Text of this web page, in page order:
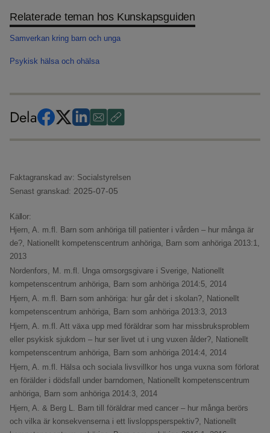
Relaterade teman hos Kunskapsguiden
Samverkan kring barn och unga
Psykisk hälsa och ohälsa
Dela
Faktagranskad av: Socialstyrelsen
Senast granskad: 2025-07-05
Källor:
Hjern, A. m.fl. Barn som anhöriga till patienter i vården – hur många är
de?, Nationellt kompetenscentrum anhöriga, Barn som anhöriga 2013:1,
2013
Nordenfors, M. m.fl. Unga omsorgsgivare i Sverige, Nationellt
kompetenscentrum anhöriga, Barn som anhöriga 2014:5, 2014
Hjern, A. m.fl. Barn som anhöriga: hur går det i skolan?, Nationellt
kompetenscentrum anhöriga, Barn som anhöriga 2013:3, 2013
Hjern, A. m.fl. Att växa upp med föräldrar som har missbruksproblem
eller psykisk sjukdom – hur ser livet ut i ung vuxen ålder?, Nationellt
kompetenscentrum anhöriga, Barn som anhöriga 2014:4, 2014
Hjern, A. m.fl. Hälsa och sociala livsvillkor hos unga vuxna som förlorat
en förälder i dödsfall under barndomen, Nationellt kompetenscentrum
anhöriga, Barn som anhöriga 2014:3, 2014
Hjern, A. & Berg L. Barn till föräldrar med cancer – hur många berörs
och vilka är konsekvenserna i ett livsloppsperspektiv?, Nationellt